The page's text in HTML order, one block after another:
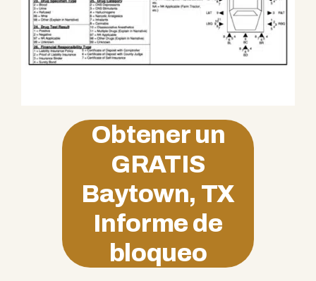
Obtener un
GRATIS
Baytown, TX
Informe de
bloqueo